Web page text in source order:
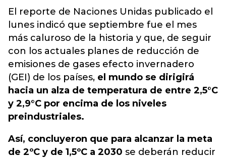
El reporte de Naciones Unidas publicado el
lunes indicó que septiembre fue el mes
más caluroso de la historia y que, de seguir
con los actuales planes de reducción de
emisiones de gases efecto invernadero
(GEI) de los países, el mundo se dirigirá
hacia un alza de temperatura de entre 2,5°C
y 2,9°C por encima de los niveles
preindustriales.
Así, concluyeron que para alcanzar la meta
de 2ºC y de 1,5ºC a 2030 se deberán reducir